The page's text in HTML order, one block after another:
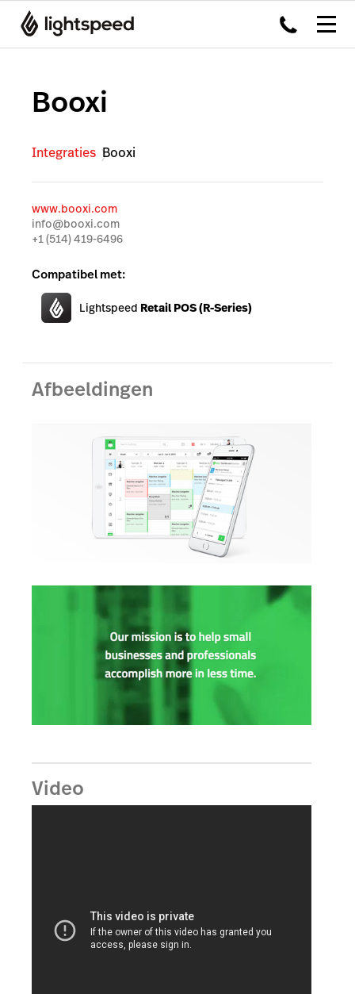
Booxi
Integraties Booxi
www.booxi.com
info@booxi.com
+1 (514) 419-6496
Compatibel met:
Lightspeed Retail POS (R-Series)
Afbeeldingen
Video